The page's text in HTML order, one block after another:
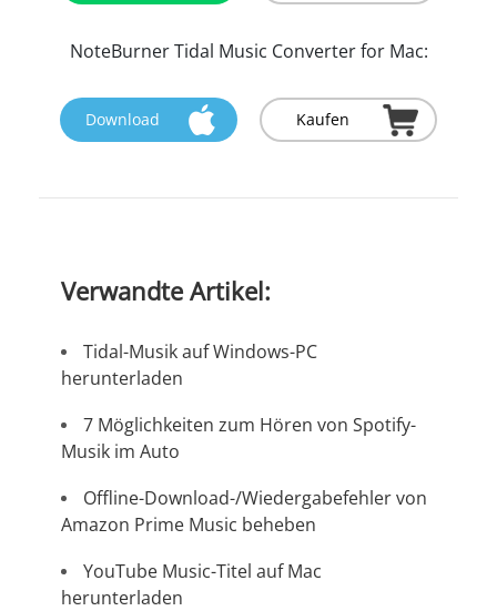
NoteBurner Tidal Music Converter for Mac:
Download Kaufen
Verwandte Artikel:
Tidal-Musik auf Windows-PC
herunterladen
7 Möglichkeiten zum Hören von Spotify-
Musik im Auto
Offline-Download-/Wiedergabefehler von
Amazon Prime Music beheben
YouTube Music-Titel auf Mac
herunterladen